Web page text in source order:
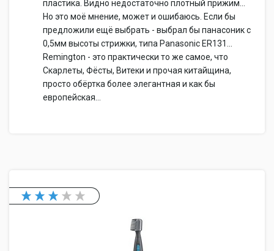
пластика. Видно недостаточно плотный прижим...
Но это моё мнение, может и ошибаюсь. Если бы
предложили ещё выбрать - выбрал бы панасоник с
0,5мм высоты стрижки, типа Panasonic ER131...
Remington - это практически то же самое, что
Скарлеты, Фёсты, Витеки и прочая китайщина,
просто обёртка более элегантная и как бы
европейская...